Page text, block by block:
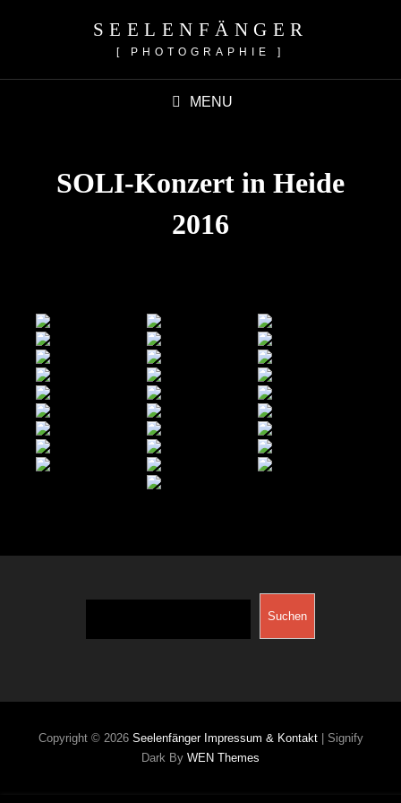
SEELENFÄNGER
[ PHOTOGRAPHIE ]
MENU
SOLI-Konzert in Heide
2016
Suchen
Copyright © 2026 Seelenfänger Impressum & Kontakt| Signify
Dark By WEN Themes